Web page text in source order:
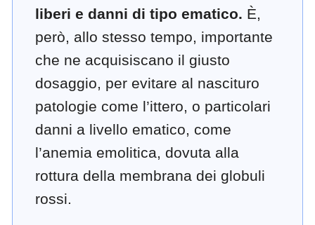
liberi e danni di tipo ematico. È,
però, allo stesso tempo, importante
che ne acquisiscano il giusto
dosaggio, per evitare al nascituro
patologie come l’ittero, o particolari
danni a livello ematico, come
l’anemia emolitica, dovuta alla
rottura della membrana dei globuli
rossi.